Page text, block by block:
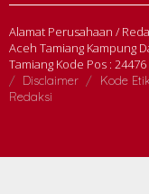
Alamat Perusahaan /
Aceh Tamiang Kampung
Tamiang Kode Pos :
Disclaimer Kode
Redaksi